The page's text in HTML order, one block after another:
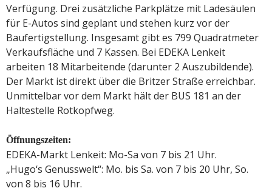
Verfügung. Drei zusätzliche Parkplätze mit Ladesäulen
für E-Autos sind geplant und stehen kurz vor der
Baufertigstellung. Insgesamt gibt es 799 Quadratmeter
Verkaufsfläche und 7 Kassen. Bei EDEKA Lenkeit
arbeiten 18 Mitarbeitende (darunter 2 Auszubildende).
Der Markt ist direkt über die Britzer Straße erreichbar.
Unmittelbar vor dem Markt hält der BUS 181 an der
Haltestelle Rotkopfweg.
Öffnungszeiten:
EDEKA-Markt Lenkeit: Mo-Sa von 7 bis 21 Uhr.
„Hugo‘s Genusswelt“: Mo. bis Sa. von 7 bis 20 Uhr, So.
von 8 bis 16 Uhr.